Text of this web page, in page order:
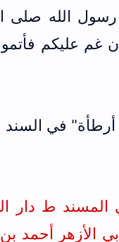
رسول الله صلى
غم عليكم
في السند
المسند ط دار
طريق أبي الأزهر